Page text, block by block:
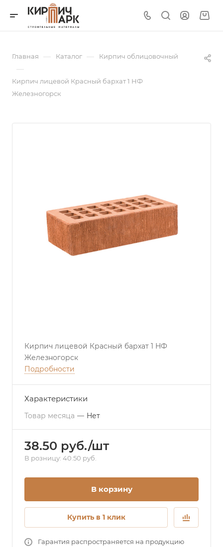
Главная — Каталог — Кирпич облицовочный
—
Кирпич лицевой Красный бархат 1 НФ
Железногорск
Кирпич лицевой Красный бархат 1 НФ
Железногорск
Подробности
Характеристики
Товар месяца — Нет
38.50 руб./шт
В розницу: 40.50 руб.
В корзину
Купить в 1 клик
Гарантия распространяется на продукцию